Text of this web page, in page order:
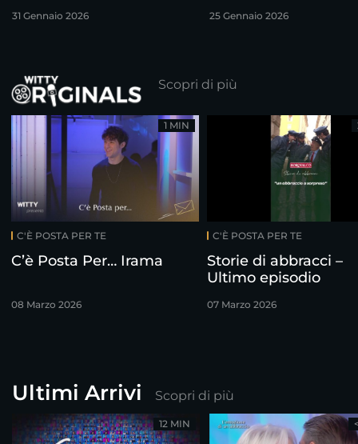
31 Gennaio 2026 25 Gennaio 2026
Scopri di più
C'È POSTA PER TE
C’è Posta Per… Irama
08 Marzo 2026
1 MIN
C'È POSTA PER TE
Storie di abbracci –
Ultimo episodio
07 Marzo 2026
Ultimi Arrivi Scopri di più
12 MIN